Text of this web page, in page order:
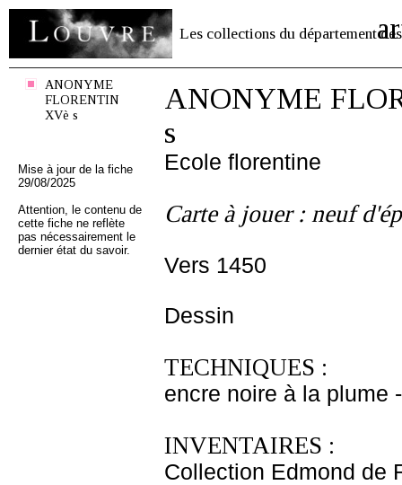
Les collections du département des
ANONYME
FLORENTIN
XVè s
Mise à jour de la fiche
29/08/2025
Attention, le contenu de
cette fiche ne reflète
pas nécessairement le
dernier état du savoir.
ANONYME
s
Ecole florentine
Carte à jouer : neuf
Vers 1450
Dessin
TECHNIQUES :
encre noire à la plume
INVENTAIRES :
Collection Edmond de